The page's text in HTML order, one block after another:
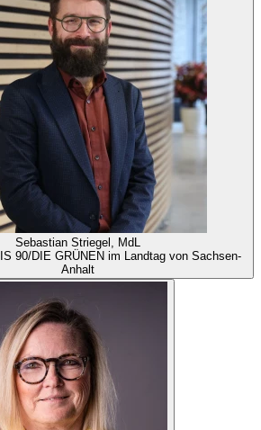
Sebastian Striegel, MdL
90/DIE GRÜNEN im Landtag von Sachsen-
Anhalt